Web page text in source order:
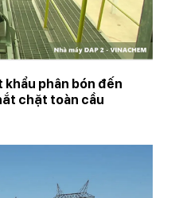
khẩu phân bón đến
chặt toàn cầu